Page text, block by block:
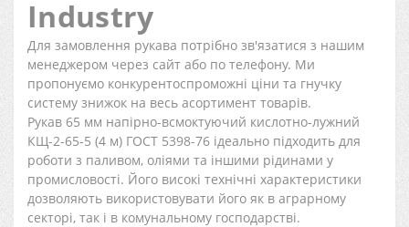
Industry
Для замовлення рукава потрібно зв'язатися з нашим
менеджером через сайт або по телефону. Ми
пропонуємо конкурентоспроможні ціни та гнучку
систему знижок на весь асортимент товарів.
Рукав 65 мм напірно-всмоктуючий кислотно-лужний
КЩ-2-65-5 (4 м) ГОСТ 5398-76 ідеально підходить для
роботи з паливом, оліями та іншими рідинами у
промисловості. Його високі технічні характеристики
дозволяють використовувати його як в аграрному
секторі, так і в комунальному господарстві.